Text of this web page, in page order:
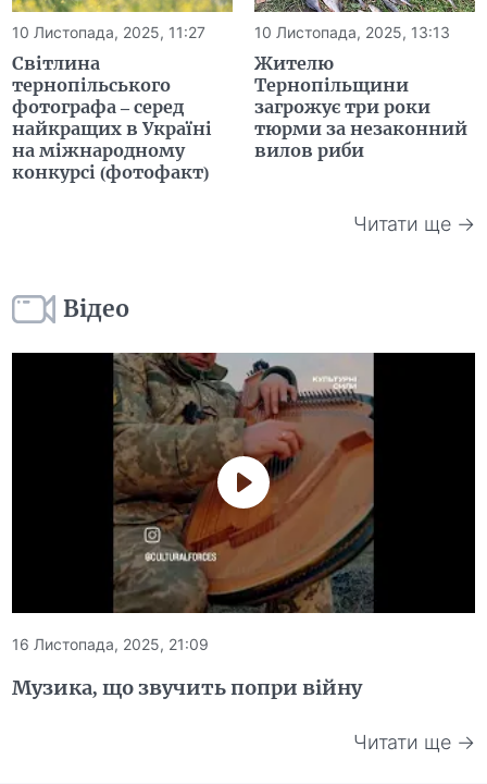
10 Листопада, 2025, 11:27
Світлина
тернопільського
фотографа – серед
найкращих в Україні
на міжнародному
конкурсі (фотофакт)
10 Листопада, 2025, 13:13
Жителю
Тернопільщини
загрожує три роки
тюрми за незаконний
вилов риби
Читати ще →
Відео
16 Листопада, 2025, 21:09
Музика, що звучить попри війну
Читати ще →